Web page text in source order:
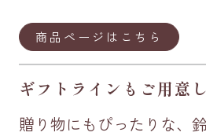
商品ページはこちら
ギフトラインもご用意
贈り物にもぴったりな、